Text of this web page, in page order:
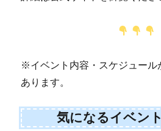
※イベント内容・スケジュール
あります。
気になるイベン